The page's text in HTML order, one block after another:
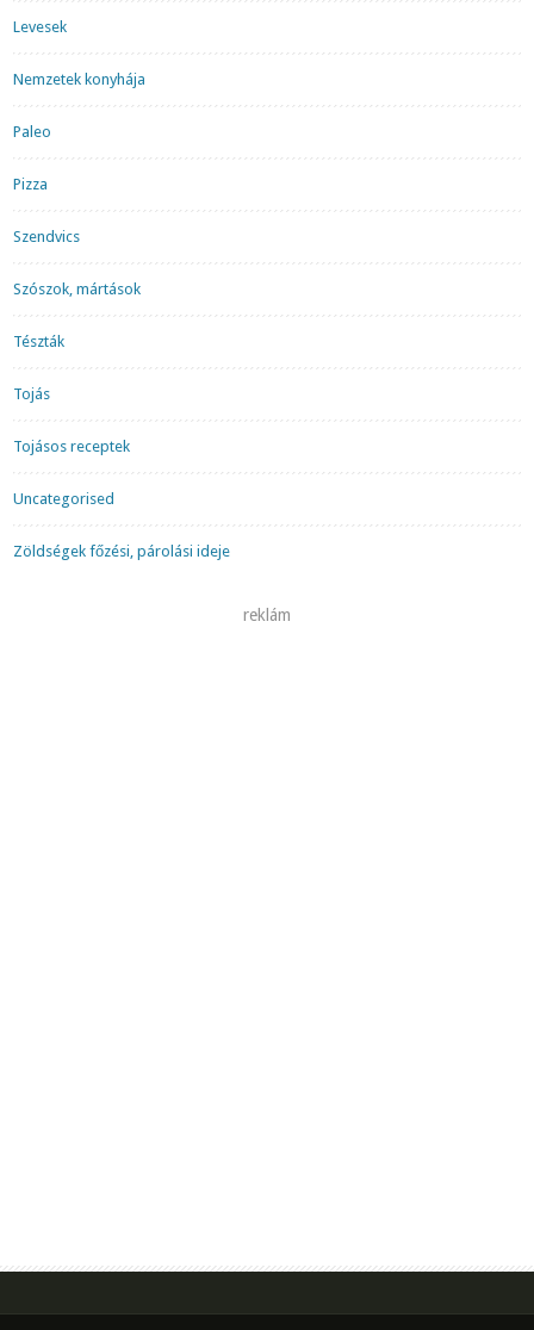
Levesek
Nemzetek konyhája
Paleo
Pizza
Szendvics
Szószok, mártások
Tészták
Tojás
Tojásos receptek
Uncategorised
Zöldségek főzési, párolási ideje
reklám